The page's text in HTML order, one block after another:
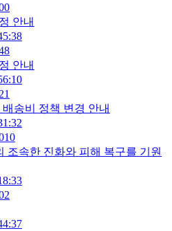
안내
안내
송비 정책 변경 안내
조속한 진화와 피해 복구를 기원